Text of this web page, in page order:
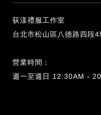
荻漾禮服工作室
台北市松山區八德路四段
營業時間：
週一至週日 12:30AM -